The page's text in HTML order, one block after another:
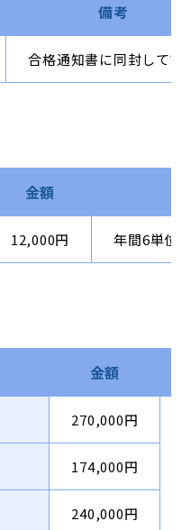
備考
合格通知書に同封して請
金額
12,000円 年間6単位
金額
270,000円
174,000円
240,000円